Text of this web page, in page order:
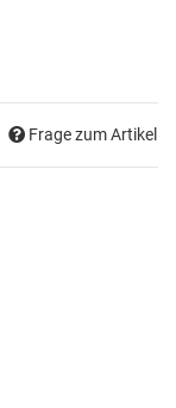
Frage zum Artikel